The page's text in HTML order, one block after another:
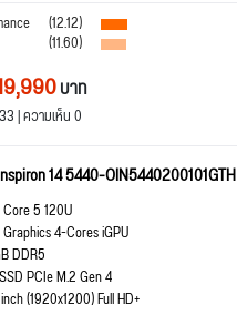
(12.12)
(11.60)
บาท
| ความเห็น 0
14 5440-OIN5440200101GTH
5 120U
4-Cores iGPU
DDR5
PCIe M.2 Gen 4
(1920x1200) Full HD+